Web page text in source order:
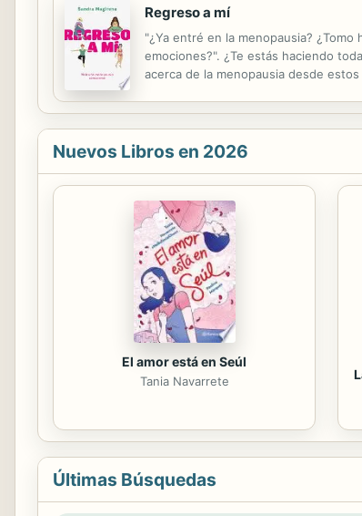
Regreso a mí
"¿Ya entré en la menopausia?
emociones?". ¿Te estás haciendo
acerca de la menopausia desde
Nuevos Libros en 2026
El amor está en Seúl
Tania Navarrete
Últimas Búsquedas